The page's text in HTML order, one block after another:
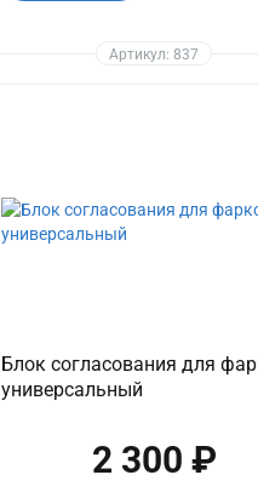
Артикул: 837
Блок согласования для
универсальный
2 300 ₽